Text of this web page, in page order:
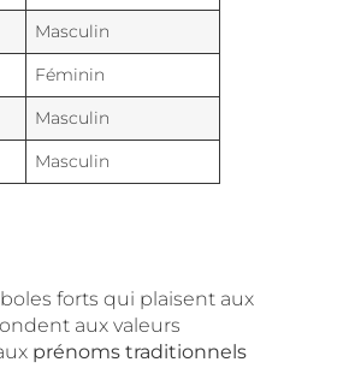
Masculin
Féminin
Masculin
Masculin
forts qui plaisent aux
aux valeurs
prénoms traditionnels